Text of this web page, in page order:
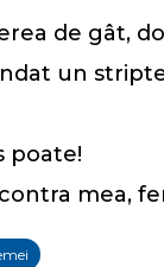
de gât,
un
poate!
mea,